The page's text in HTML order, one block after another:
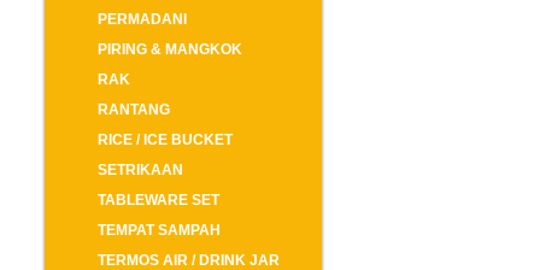
PERMADANI
PIRING & MANGKOK
RAK
RANTANG
RICE / ICE BUCKET
SETRIKAAN
TABLEWARE SET
TEMPAT SAMPAH
TERMOS AIR / DRINK JAR